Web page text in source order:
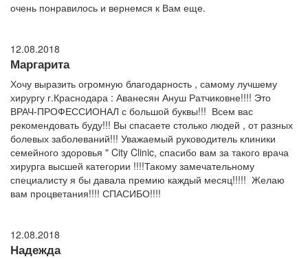
очень понравилось и вернемся к Вам еще.
12.08.2018
Маргарита
Хочу выразить огромную благодарность , самому лучшему
хирургу г.Краснодара : Аванесян Ануш Ратчиковне!!!! Это
ВРАЧ-ПРОФЕССИОНАЛ с большой буквы!!! Всем вас
рекомендовать буду!!! Вы спасаете столько людей , от разных
болевых заболеваний!!! Уважаемый руководитель клиники
семейного здоровья " City Clinic, спасибо вам за такого врача
хирурга высшей категории !!!!Такому замечательному
специалисту я бы давала премию каждый месяц!!!!! Желаю
вам процветания!!!! СПАСИБО!!!!
12.08.2018
Надежда